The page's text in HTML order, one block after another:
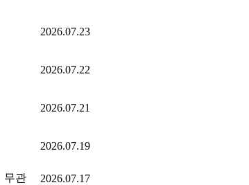
2026.07.23
2026.07.22
2026.07.21
2026.07.19
무관 2026.07.17